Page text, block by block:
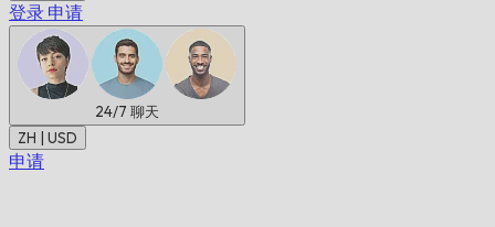
登录 申请
24/7 聊天
ZH | USD
申请